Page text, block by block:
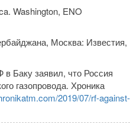
Washington, ENO
Москва: Известия,
Баку заявил, что Россия
газопровода. Хроника
2019/07/rf-against-